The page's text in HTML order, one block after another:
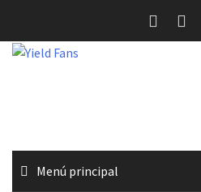
contenido
Menú principal